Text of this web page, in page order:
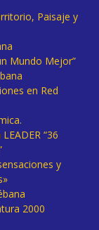
Paisaje y
Mundo Mejor”
en Red
“36
y
2000